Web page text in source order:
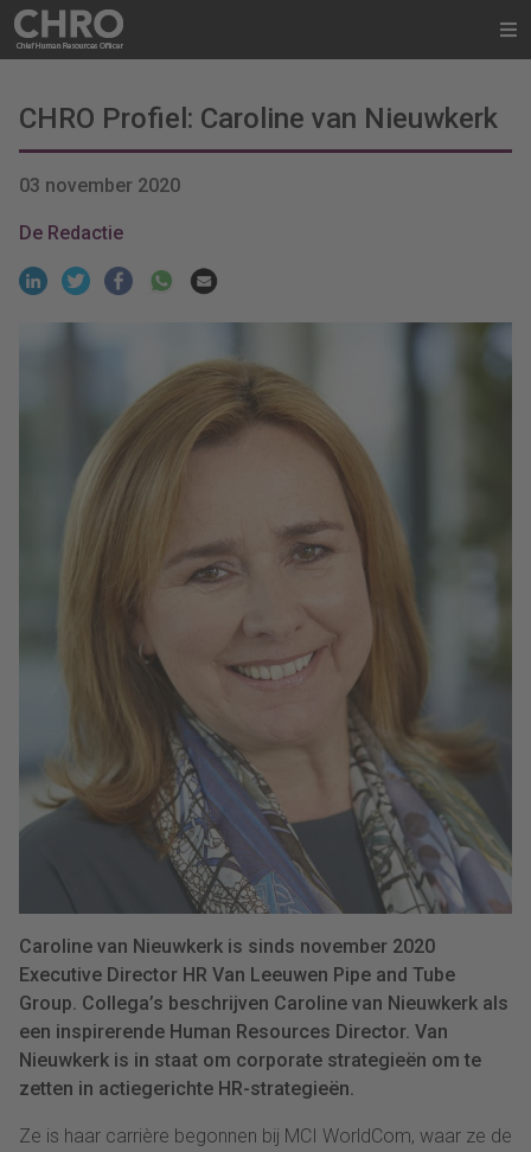
CHRO Profiel: Caroline van Nieuwkerk
03 november 2020
De Redactie
Caroline van Nieuwkerk is sinds november 2020
Executive Director HR Van Leeuwen Pipe and Tube
Group. Collega’s beschrijven Caroline van Nieuwkerk als
een inspirerende Human Resources Director. Van
Nieuwkerk is in staat om corporate strategieën om te
zetten in actiegerichte HR-strategieën.
Ze is haar carrière begonnen bij MCI WorldCom, waar ze de